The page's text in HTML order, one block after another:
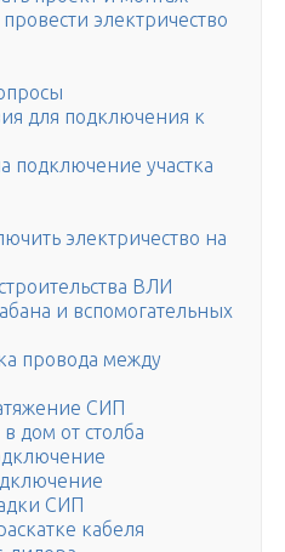
электричество
для подключения к
подключение участка
электричество на
ВЛИ
и вспомогательных
провода между
СИП
дом от столба
СИП
кабеля